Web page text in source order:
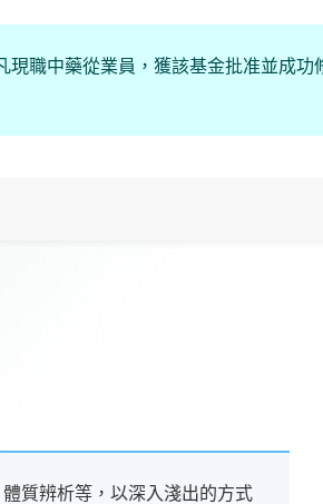
職中藥從業員，獲該基金批准並成功
質辨析等，以深入淺出的方式